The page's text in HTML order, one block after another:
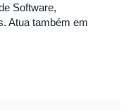
Software,
Atua também em